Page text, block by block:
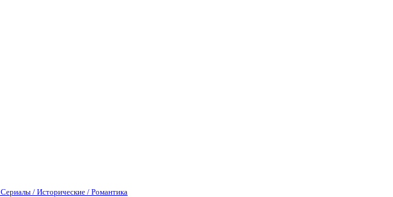
Сериалы / Исторические / Романтика